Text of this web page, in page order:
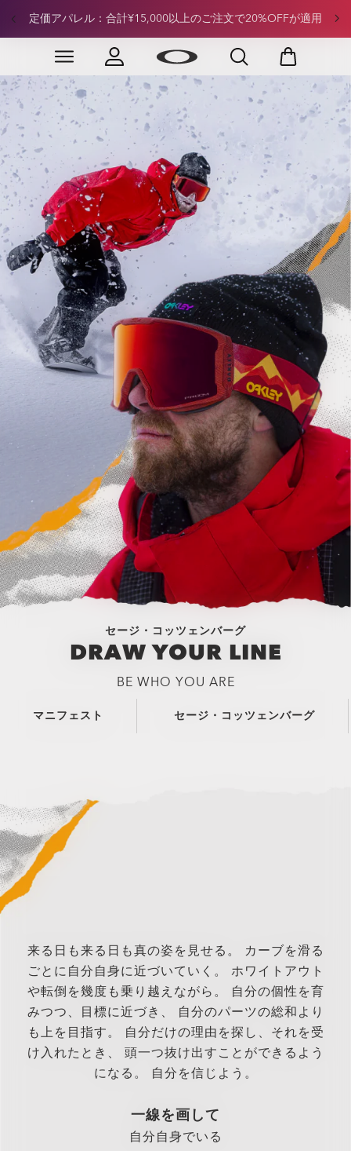
Skip to
content
定価フットウェア：合計¥15,000以上のご注文で20%OFFが
適用
Slide 4 of 4. 定価フットウェア：合計¥15,000以上のご注
セージ・コッツェンバーグ
DRAW YOUR LINE
BE WHO YOU ARE
マニフェスト セージ・コッツェンバーグ
来る日も来る日も真の姿を見せる。
カーブを滑る
ごとに自分自身に近づいていく。
ホワイトアウト
や転倒を幾度も乗り越えながら。
自分の個性を育
みつつ、目標に近づき、
自分のパーツの総和より
も上を目指す。
自分だけの理由を探し、それを受
け入れたとき、
頭一つ抜け出すことができるよう
になる。
自分を信じよう。
一線を画して
自分自身でいる